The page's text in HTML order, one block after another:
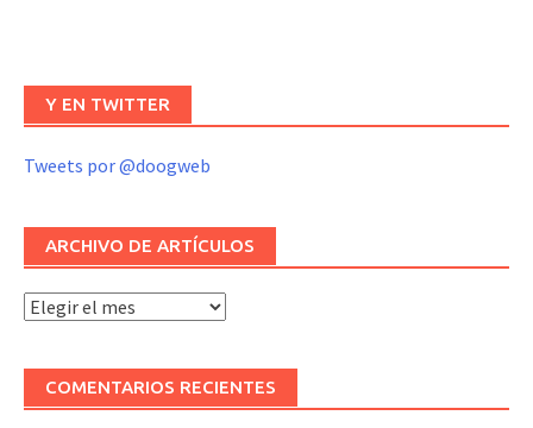
Y EN TWITTER
Tweets por @doogweb
ARCHIVO DE ARTÍCULOS
Archivo
COMENTARIOS RECIENTES